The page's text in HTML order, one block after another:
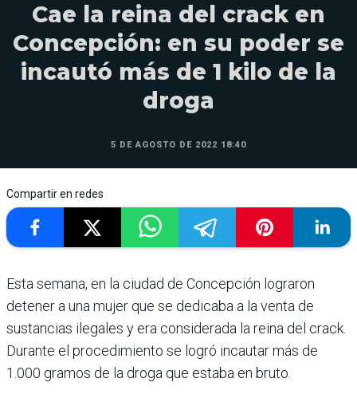
Cae la reina del crack en
Concepción: en su poder se
incautó más de 1 kilo de la
droga
5 DE AGOSTO DE 2022 18:40
Compartir en redes
Esta semana, en la ciudad de Concepción lograron
detener a una mujer que se dedicaba a la venta de
sustancias ilegales y era considerada la reina del crack.
Durante el procedimiento se logró incautar más de
1.000 gramos de la droga que estaba en bruto.